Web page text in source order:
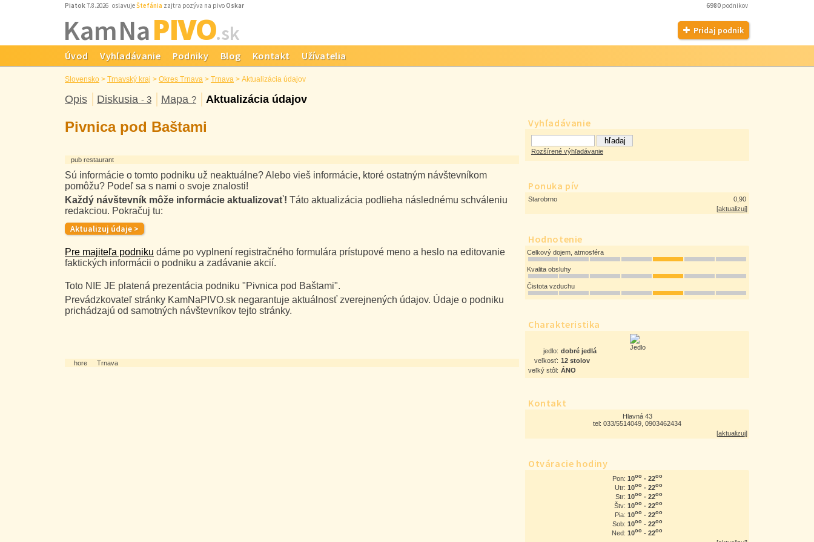
Piatok7.8.2026 oslavujeŠtefánia zajtra pozýva na pivoOskar 6980 podnikov
Kam NaPIVO.sk Pridaj podnik
Úvod Vyhľadávanie Podniky Blog Kontakt Užívatelia
Slovensko > Trnavský kraj > Okres Trnava > Trnava > Aktualizácia údajov
Opis Diskusia - 3 Mapa ?
Aktualizácia údajov
Vyhľadávanie
Rozšírené výhľadávanie
Ponuka pív
Starobrno
0,90
[aktualizuj]
Hodnotenie
Celkový dojem, atmosféra
Kvalita obsluhy
Čistota vzduchu
Charakteristika
jedlo: dobré jedlá
veľkosť: 12 stolov
veľký stôl: ÁNO
Kontakt
Hlavná 43
tel: 033/5514049, 0903462434
[aktualizuj]
Otváracie hodiny
Pon: 10oo - 22oo
Utr: 10oo - 22oo
Str: 10oo - 22oo
Štv: 10oo - 22oo
Pia: 10oo - 22oo
Sob: 10oo - 22oo
Ned: 10oo - 22oo
Pivnica pod Baštami
pub restaurant
Sú informácie o tomto podniku už neaktuálne? Alebo vieš informácie, ktoré ostatným návštevníkom
pomôžu? Podeľ sa s nami o svoje znalosti!
Každý návštevník môže informácie aktualizovať! Táto aktualizácia podlieha následnému schváleniu
redakciou. Pokračuj tu:
Pre majiteľa podniku dáme po vyplnení registračného formulára prístupové meno a heslo na editovanie
faktických informácii o podniku a zadávanie akcií.
Toto NIE JE platená prezentácia podniku "Pivnica pod Baštami".
Prevádzkovateľ stránky KamNaPIVO.sk negarantuje aktuálnosť zverejnených údajov. Údaje o podniku
prichádzajú od samotných návštevníkov tejto stránky.
hore Trnava